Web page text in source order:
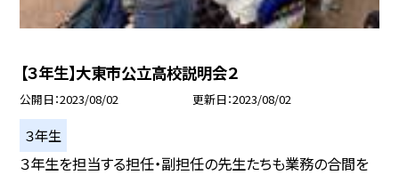
【３年生】大東市公立高校説明会２
公開日 2023/08/02 更新日 2023/08/02
３年生
３年生を担当する担任・副担任の先生たちも業務の合間を